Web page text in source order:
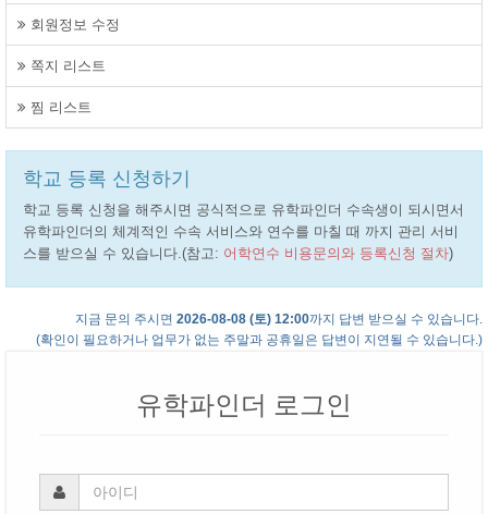
회원정보 수정
쪽지 리스트
찜 리스트
학교 등록 신청하기
학교 등록 신청을 해주시면 공식적으로 유학파인더 수속생이 되시면서
유학파인더의 체계적인 수속 서비스와 연수를 마칠 때 까지 관리 서비
스를 받으실 수 있습니다.(참고: 어학연수 비용문의와 등록신청 절차)
지금 문의 주시면 2026-08-08 (토) 12:00까지 답변 받으실 수 있습니다.
(확인이 필요하거나 업무가 없는 주말과 공휴일은 답변이 지연될 수 있습니다.)
유학파인더 로그인